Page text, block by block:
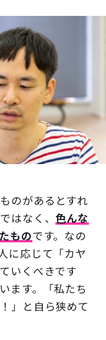
のがあるとすれ
はなく、色んな
ものです。なの
に応じて「カヤ
いくべきです
ます。「私たち
」と自ら狭めて